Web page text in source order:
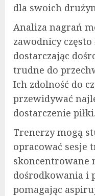
dla swoich
Analiza nagrań
zawodnicy często
dostarczając
trudne do
Ich zdolność do
przewidywać
dostarczenie piłki.
Trenerzy mogą
opracować sesje
skoncentrowane
dośrodkowania i
pomagając